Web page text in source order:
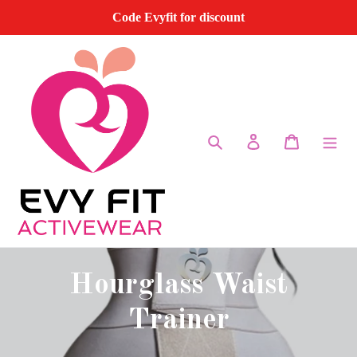
Code Evyfit for discount
Pesquisar Entrar Carrinho
Hourglass Waist
Trainer